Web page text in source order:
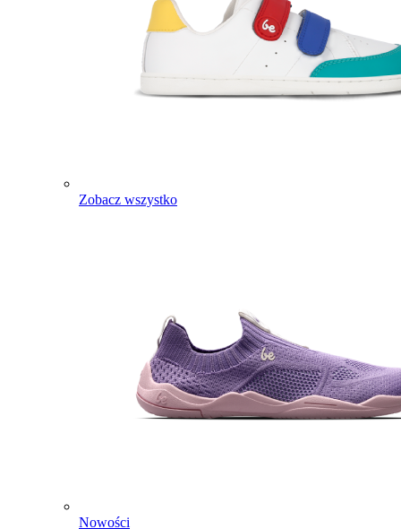
Zobacz wszystko
Nowości